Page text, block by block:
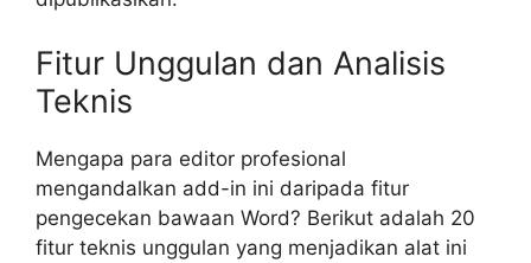
Fitur Unggulan dan Analisis
Teknis
Mengapa para editor profesional
mengandalkan add-in ini daripada fitur
pengecekan bawaan Word? Berikut adalah 20
fitur teknis unggulan yang menjadikan alat ini